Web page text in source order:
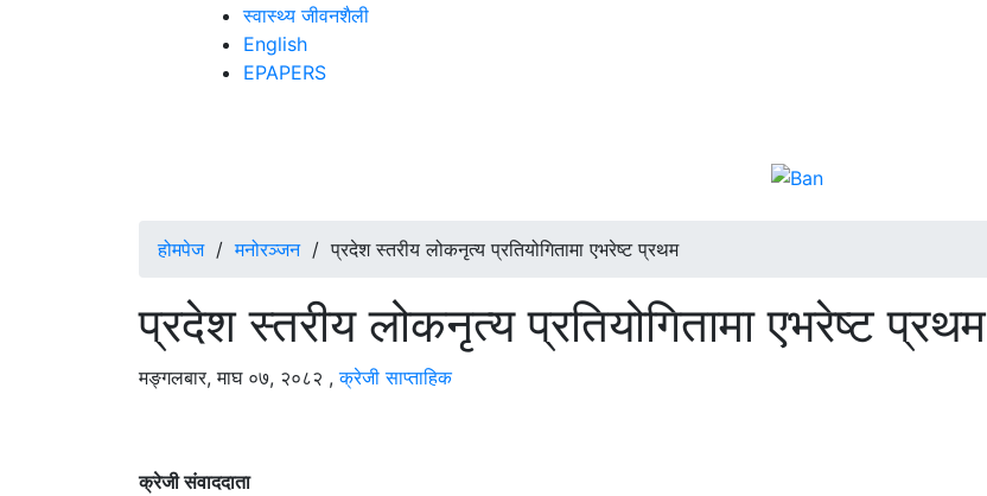
स्वास्थ्य जीवनशैली
English
EPAPERS
होमपेज/मनोरञ्जन/प्रदेश स्तरीय लोकनृत्य प्रतियोगितामा एभरेष्ट प्रथम
प्रदेश स्तरीय लोकनृत्य प्रतियोगितामा एभरेष्ट प्रथम
मङ्गलबार, माघ ०७, २०८२ ,क्रेजी साप्ताहिक
क्रेजी संवाददाता